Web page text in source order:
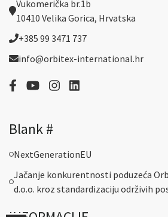
Vukomerička br.1b
10410 Velika Gorica, Hrvatska
+385 99 3471 737
info@orbitex-international.hr
Blank #
NextGenerationEU
Jačanje konkurentnosti poduzeća
d.o.o. kroz standardizaciju održivih